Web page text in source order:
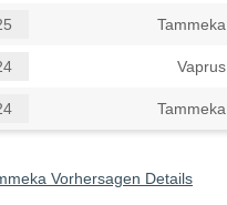
Tammeka
Vaprus
Tammeka
Vorhersagen Details